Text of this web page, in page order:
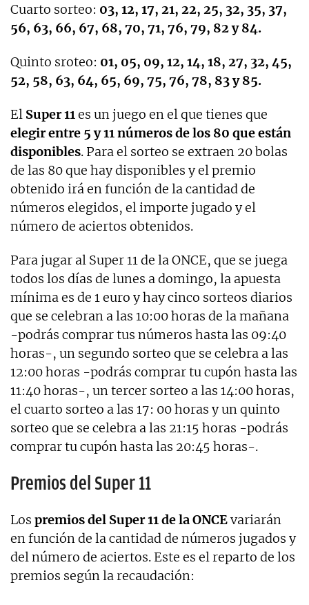
Cuarto sorteo: 03, 12, 17, 21, 22, 25, 32, 35, 37,
56, 63, 66, 67, 68, 70, 71, 76, 79, 82 y 84.
Quinto sroteo: 01, 05, 09, 12, 14, 18, 27, 32, 45,
52, 58, 63, 64, 65, 69, 75, 76, 78, 83 y 85.
El Super 11es un juego en el que tienes que
elegir entre 5 y 11 números de los 80 que están
disponibles. Para el sorteo se extraen 20 bolas
de las 80 que hay disponibles y el premio
obtenido irá en función de la cantidad de
números elegidos, el importe jugado y el
número de aciertos obtenidos.
Para jugar al Super 11 de la ONCE, que se juega
todos los días de lunes a domingo, la apuesta
mínima es de 1 euro y hay cinco sorteos diarios
que se celebran a las 10:00 horas de la mañana
-podrás comprar tus números hasta las 09:40
horas-, un segundo sorteo que se celebra a las
12:00 horas -podrás comprar tu cupón hasta las
11:40 horas-, un tercer sorteo a las 14:00 horas,
el cuarto sorteo a las 17: 00 horas y un quinto
sorteo que se celebra a las 21:15 horas -podrás
comprar tu cupón hasta las 20:45 horas-.
Premios del Super 11
Los premios del Super 11 de la ONCEvariarán
en función de la cantidad de números jugados y
del número de aciertos. Este es el reparto de los
premios según la recaudación: